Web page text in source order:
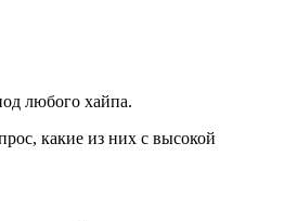
любого хайпа.
какие из них с высокой